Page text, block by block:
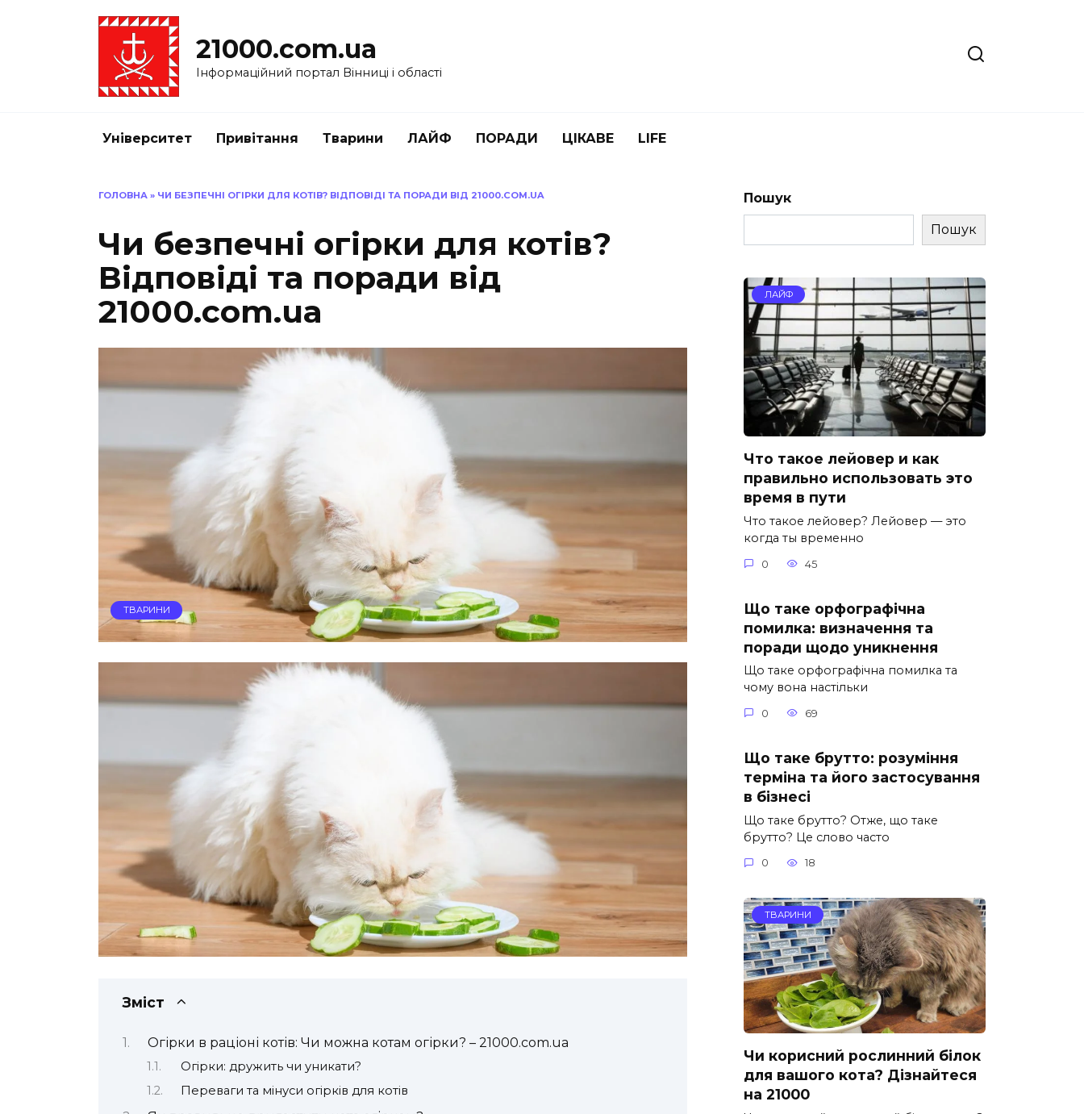
21000.com.ua
Інформаційний портал Вінниці і області
Університет Привітання Тварини ЛАЙФ ПОРАДИ ЦІКАВЕ LIFE
ГОЛОВНА » ЧИ БЕЗПЕЧНІ ОГІРКИ ДЛЯ КОТІВ? ВІДПОВІДІ ТА ПОРАДИ ВІД 21000.COM.UA
Чи безпечні огірки для котів?
Відповіді та поради від
21000.com.ua
ТВАРИНИ
Зміст
Огірки в раціоні котів: Чи можна котам огірки? – 21000.com.ua
Огірки: дружить чи уникати?
Переваги та мінуси огірків для котів
Пошук
Пошук
ЛАЙФ
Что такое лейовер и как
правильно использовать это
время в пути
Что такое лейовер? Лейовер — это
когда ты временно
0 45
Що таке орфографічна
помилка: визначення та
поради щодо уникнення
Що таке орфографічна помилка та
чому вона настільки
0 69
Що таке брутто: розуміння
терміна та його застосування
в бізнесі
Що таке брутто? Отже, що таке
брутто? Це слово часто
0 18
ТВАРИНИ
Чи корисний рослинний білок
для вашого кота? Дізнайтеся
на 21000